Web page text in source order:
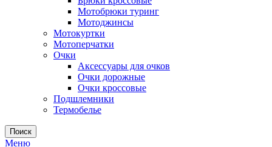
Мотобрюки туринг
Мотоджинсы
Мотокуртки
Мотоперчатки
Очки
Аксессуары для очков
Очки дорожные
Очки кроссовые
Подшлемники
Термобелье
Поиск
Меню